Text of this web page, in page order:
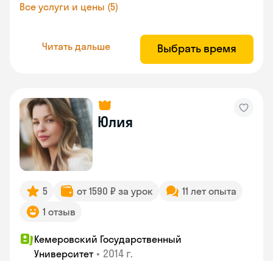
Все услуги и цены (5)
Читать дальше Выбрать время
Юлия
5 от 1590 ₽ за урок
11 лет опыта
1 отзыв
Кемеровский Государственный
Университет • 2014 г.